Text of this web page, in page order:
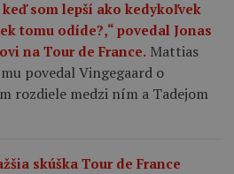
som lepší ako kedykoľvek
tomu odíde?,“ povedal Jonas
na Tour de France. Mattias
povedal Vingegaard o
rozdiele medzi ním a Tadejom
skúška Tour de France